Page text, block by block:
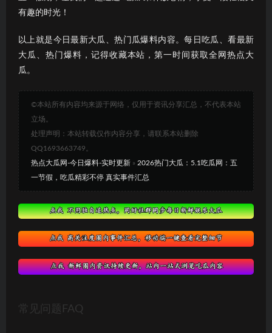
有趣的时光！
以上就是今日最新大瓜、热门瓜爆料内容。每日吃瓜、看最新
大瓜、热门爆料，记得收藏本站，第一时间获取全网热点大
瓜。
©本站所有内容均来源于网络，仅用于资讯分享汇总，不代表本站
立场。
处理声明：本站转载仅作内容分享，请联系本站删除
QQ1693663749。
热点大瓜网-今日爆料-实时更新 » 2026热门大瓜：5.1吃瓜网：五
一节假，吃瓜精彩不停 真实事件汇总
常见问题FAQ